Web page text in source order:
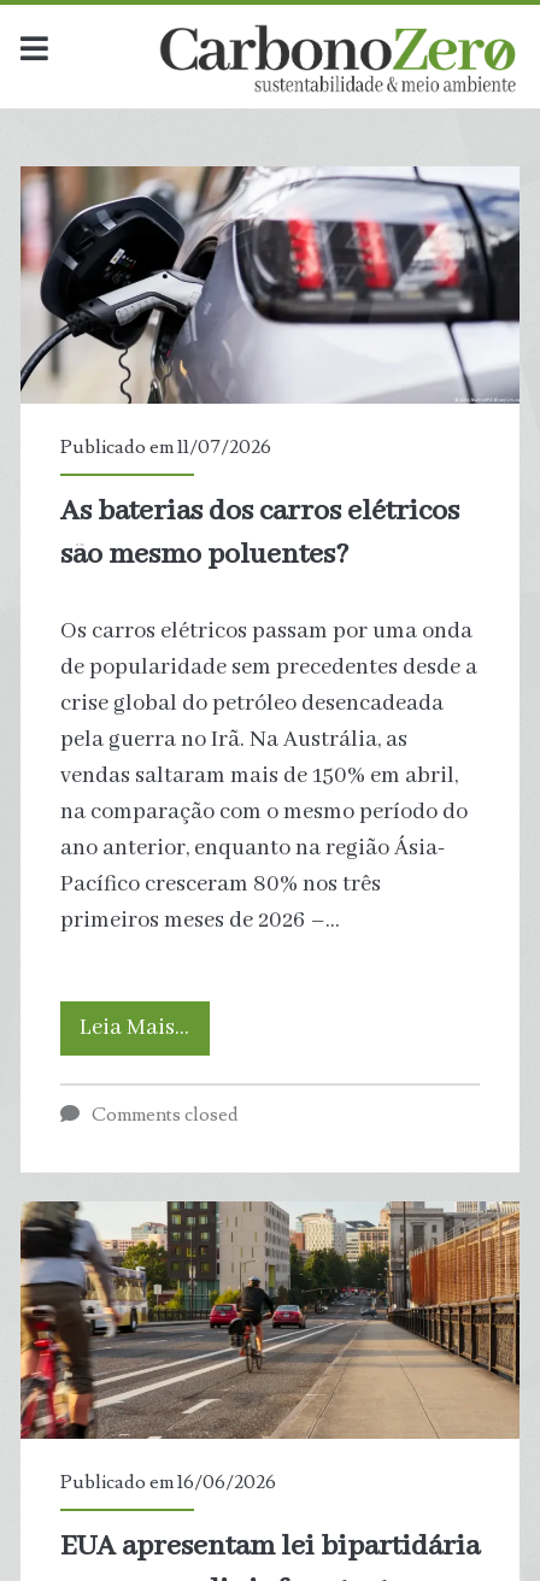
Categoria:
<span>Transportes</
Publicado em 11/07/2026
As baterias dos carros elétricos
são mesmo poluentes?
Os carros elétricos passam por uma onda
de popularidade sem precedentes desde a
crise global do petróleo desencadeada
pela guerra no Irã. Na Austrália, as
vendas saltaram mais de 150% em abril,
na comparação com o mesmo período do
ano anterior, enquanto na região Ásia-
Pacífico cresceram 80% nos três
primeiros meses de 2026 –…
Leia Mais…
baterias
elétricos
são
mesmo
poluentes?
Comments closed
Publicado em 16/06/2026
EUA apresentam lei bipartidária